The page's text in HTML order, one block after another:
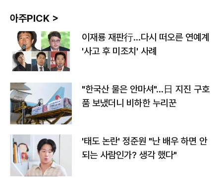
아주PICK >
이재룡 재판行…다시 떠오른 연예계
'사고 후 미조치' 사례
"한국산 물은 안마셔"…日 지진 구호
품 보냈더니 비하한 누리꾼
'태도 논란' 정준원 "난 배우 하면 안
되는 사람인가? 생각 했다"